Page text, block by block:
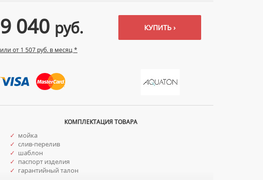
9 040 руб.
или от 1 507 руб. в месяц *
КУПИТЬ ›
КОМПЛЕКТАЦИЯ ТОВАРА
✓ мойка
✓ слив-перелив
✓ шаблон
✓ паспорт изделия
✓ гарантийный талон